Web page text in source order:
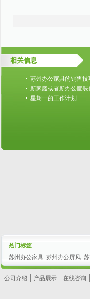
相关信息
苏州办公家具的销售技
新家庭或者新办公室装
星期一的工作计划
热门标签
苏州办公家具 苏州办公屏风
公司介绍 产品展示 在线咨询